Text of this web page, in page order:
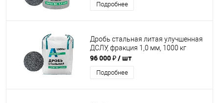
Подробнее
Дробь стальная литая улучшенная
ДСЛУ, фракция 1,0 мм, 1000 кг
96 000 ₽/ шт
Подробнее